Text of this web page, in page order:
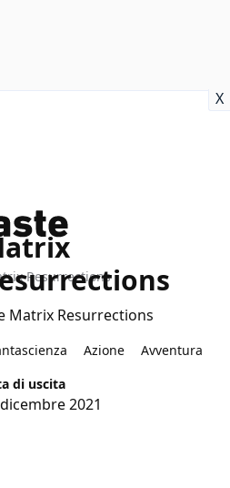
X
Resurrections
Matrix Resurrections
Azione
Avventura
di uscita
2021